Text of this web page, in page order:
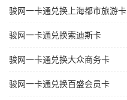
骏网一卡通兑换上海都市旅游卡
骏网一卡通兑换索迪斯卡
骏网一卡通兑换大众商务卡
骏网一卡通兑换百盛会员卡